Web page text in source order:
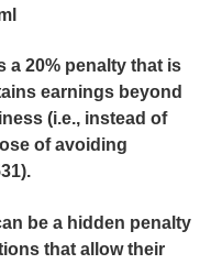
a 20% penalty that is
earnings beyond
(i.e., instead of
of avoiding
be a hidden penalty
that allow their